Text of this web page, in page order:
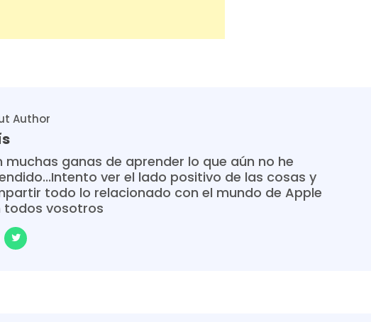
Author
muchas ganas de aprender lo que aún no he
ver el lado positivo de las cosas y
todo lo relacionado con el mundo de Apple
todos vosotros